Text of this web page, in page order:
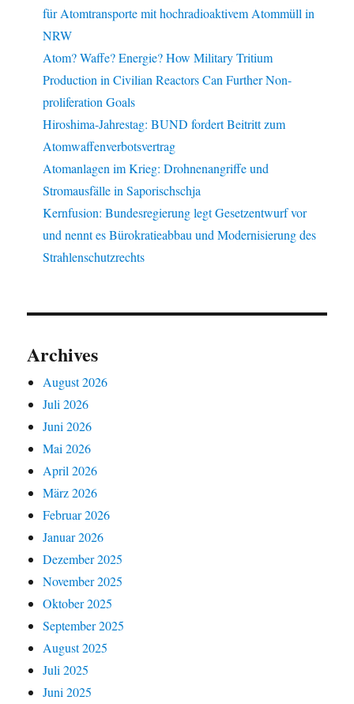
für Atomtransporte mit hochradioaktivem Atommüll in
NRW
Atom? Waffe? Energie? How Military Tritium
Production in Civilian Reactors Can Further Non-
proliferation Goals
Hiroshima-Jahrestag: BUND fordert Beitritt zum
Atomwaffenverbotsvertrag
Atomanlagen im Krieg: Drohnenangriffe und
Stromausfälle in Saporischschja
Kernfusion: Bundesregierung legt Gesetzentwurf vor
und nennt es Bürokratieabbau und Modernisierung des
Strahlenschutzrechts
Archives
August 2026
Juli 2026
Juni 2026
Mai 2026
April 2026
März 2026
Februar 2026
Januar 2026
Dezember 2025
November 2025
Oktober 2025
September 2025
August 2025
Juli 2025
Juni 2025